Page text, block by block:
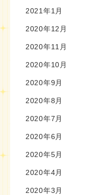
2021年1月
2020年12月
2020年11月
2020年10月
2020年9月
2020年8月
2020年7月
2020年6月
2020年5月
2020年4月
2020年3月